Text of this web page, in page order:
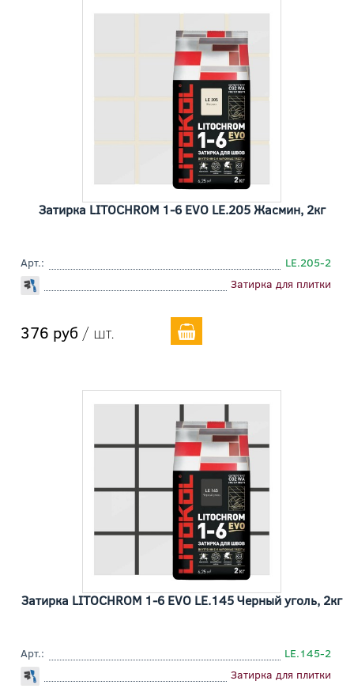
Затирка LITOCHROM 1-6 EVO LE.205 Жасмин, 2кг
Арт.:
LE.205-2
Затирка для плитки
376 руб / шт.
Затирка LITOCHROM 1-6 EVO LE.145 Черный уголь, 2кг
Арт.:
LE.145-2
Затирка для плитки